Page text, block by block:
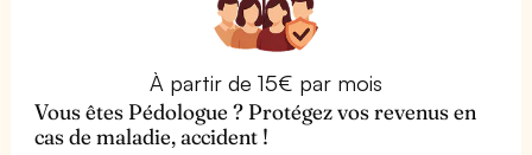
À partir de 15€ par mois
Vous êtes Pédologue ? Protégez vos revenus en
cas de maladie, accident !